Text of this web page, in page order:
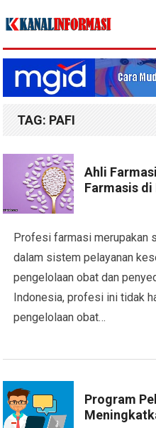
Blog Kanal Info
TAG: PAFI
Ahli
Farmasis
Profesi farmasi merupakan
dalam sistem pelayanan
pengelolaan obat dan
Indonesia, profesi ini tidak
pengelolaan obat…
Program